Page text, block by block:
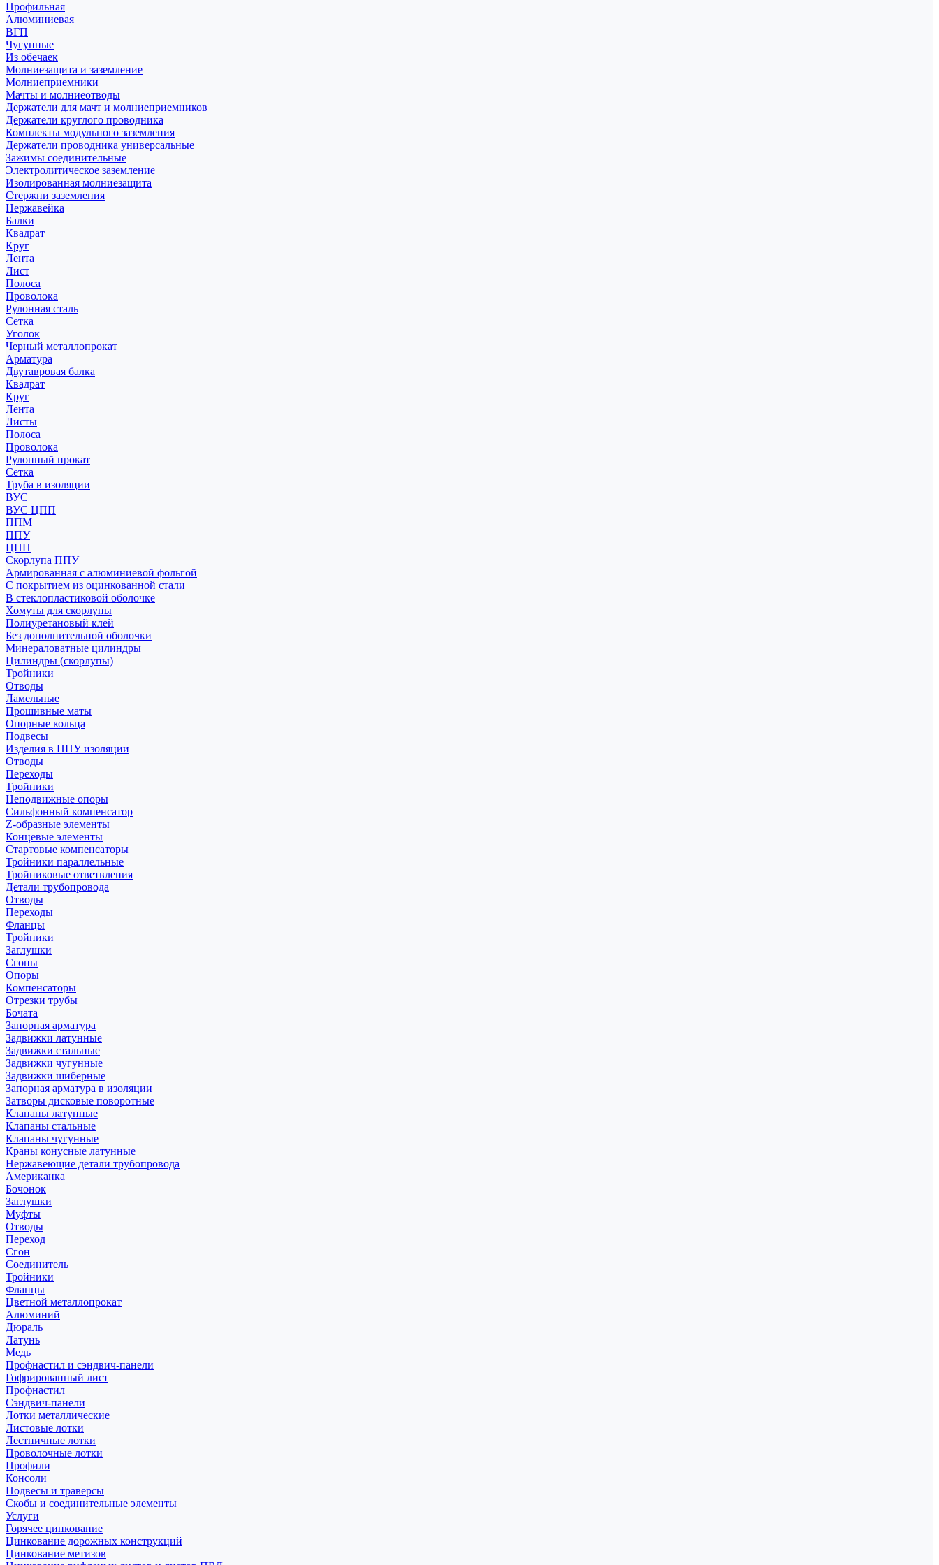
Профильная
Алюминиевая
ВГП
Чугунные
Из обечаек
Молниезащита и заземление
Молниеприемники
Мачты и молниеотводы
Держатели для мачт и молниеприемников
Держатели круглого проводника
Комплекты модульного заземления
Держатели проводника универсальные
Зажимы соединительные
Электролитическое заземление
Изолированная молниезащита
Стержни заземления
Нержавейка
Балки
Квадрат
Круг
Лента
Лист
Полоса
Проволока
Рулонная сталь
Сетка
Уголок
Черный металлопрокат
Арматура
Двутавровая балка
Квадрат
Круг
Лента
Листы
Полоса
Проволока
Рулонный прокат
Сетка
Труба в изоляции
ВУС
ВУС ЦПП
ППМ
ППУ
ЦПП
Скорлупа ППУ
Армированная с алюминиевой фольгой
С покрытием из оцинкованной стали
В стеклопластиковой оболочке
Хомуты для скорлупы
Полиуретановый клей
Без дополнительной оболочки
Минераловатные цилиндры
Цилиндры (скорлупы)
Тройники
Отводы
Ламельные
Прошивные маты
Опорные кольца
Подвесы
Изделия в ППУ изоляции
Отводы
Переходы
Тройники
Неподвижные опоры
Cильфонный компенсатор
Z-образные элементы
Концевые элементы
Стартовые компенсаторы
Тройники параллельные
Тройниковые ответвления
Детали трубопровода
Отводы
Переходы
Фланцы
Тройники
Заглушки
Сгоны
Опоры
Компенсаторы
Отрезки трубы
Бочата
Запорная арматура
Задвижки латунные
Задвижки стальные
Задвижки чугунные
Задвижки шиберные
Запорная арматура в изоляции
Затворы дисковые поворотные
Клапаны латунные
Клапаны стальные
Клапаны чугунные
Краны конусные латунные
Нержавеющие детали трубопровода
Американка
Бочонок
Заглушки
Муфты
Отводы
Переход
Сгон
Соединитель
Тройники
Фланцы
Цветной металлопрокат
Алюминий
Дюраль
Латунь
Медь
Профнастил и сэндвич-панели
Гофрированный лист
Профнастил
Сэндвич-панели
Лотки металлические
Листовые лотки
Лестничные лотки
Проволочные лотки
Профили
Консоли
Подвесы и траверсы
Скобы и соединительные элементы
Услуги
Горячее цинкование
Цинкование дорожных конструкций
Цинкование метизов